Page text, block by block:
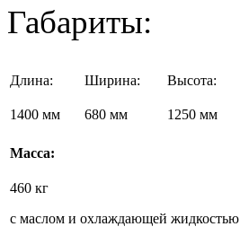
Габариты:
Длина: Ширина: Высота:
1400 мм 680 мм 1250 мм
Масса:
460 кг
с маслом и охлаждающей жидкостью